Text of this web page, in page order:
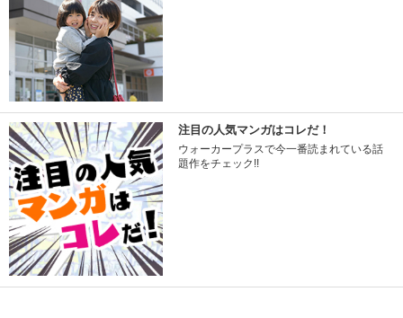
注目の人気マンガはコレだ！
ウォーカープラスで今一番読まれている話
題作をチェック!!